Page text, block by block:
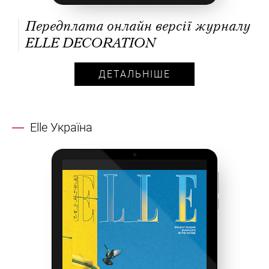
Передплата онлайн версії журналу
ELLE DECORATION
ДЕТАЛЬНІШЕ
Elle Україна